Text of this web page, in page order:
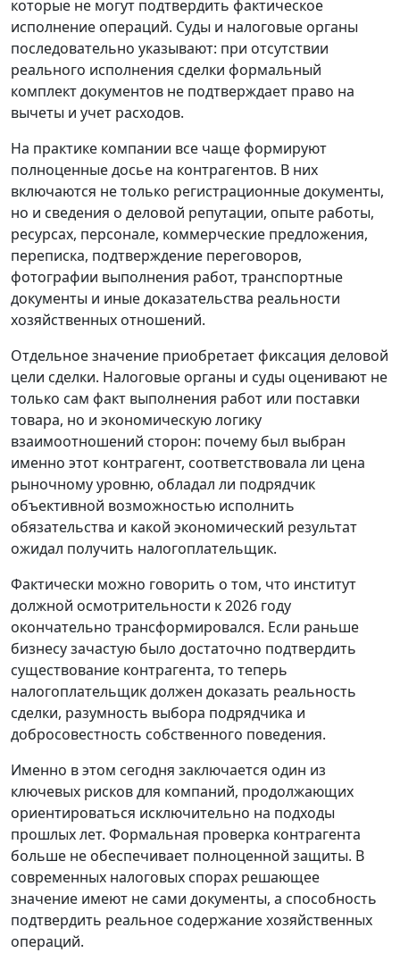
которые не могут подтвердить фактическое
исполнение операций. Суды и налоговые органы
последовательно указывают: при отсутствии
реального исполнения сделки формальный
комплект документов не подтверждает право на
вычеты и учет расходов.
На практике компании все чаще формируют
полноценные досье на контрагентов. В них
включаются не только регистрационные документы,
но и сведения о деловой репутации, опыте работы,
ресурсах, персонале, коммерческие предложения,
переписка, подтверждение переговоров,
фотографии выполнения работ, транспортные
документы и иные доказательства реальности
хозяйственных отношений.
Отдельное значение приобретает фиксация деловой
цели сделки. Налоговые органы и суды оценивают не
только сам факт выполнения работ или поставки
товара, но и экономическую логику
взаимоотношений сторон: почему был выбран
именно этот контрагент, соответствовала ли цена
рыночному уровню, обладал ли подрядчик
объективной возможностью исполнить
обязательства и какой экономический результат
ожидал получить налогоплательщик.
Фактически можно говорить о том, что институт
должной осмотрительности к 2026 году
окончательно трансформировался. Если раньше
бизнесу зачастую было достаточно подтвердить
существование контрагента, то теперь
налогоплательщик должен доказать реальность
сделки, разумность выбора подрядчика и
добросовестность собственного поведения.
Именно в этом сегодня заключается один из
ключевых рисков для компаний, продолжающих
ориентироваться исключительно на подходы
прошлых лет. Формальная проверка контрагента
больше не обеспечивает полноценной защиты. В
современных налоговых спорах решающее
значение имеют не сами документы, а способность
подтвердить реальное содержание хозяйственных
операций.